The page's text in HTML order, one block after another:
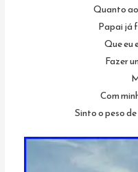
Quanto
Papai já
Que eu
Fazer
Com
Sinto o peso